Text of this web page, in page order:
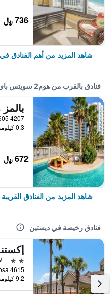
736 ﷼
شاهد المزيد من أهم الفنادق
فنادق بالقرب من هوم2 سويتس باي هيلتون ديستن
0.3 كيلومتر عن وسط المدينة
672 ﷼
شاهد المزيد من الفنادق القريبة
فنادق رخيصة في ديستين
2 نجمتين
9.2 كيلومتر عن وسط المدينة